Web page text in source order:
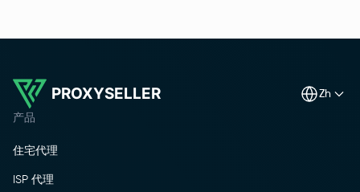
PROXYSELLER zh
产品
住宅代理
ISP 代理